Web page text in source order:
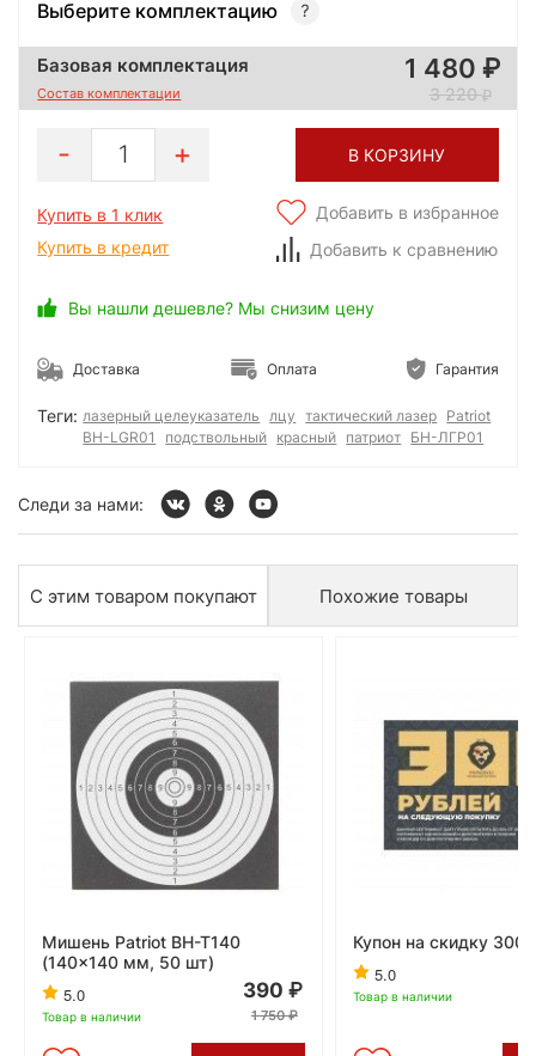
Выберите комплектацию
Базовая комплектация
Состав комплектации
1 480
3 220
1 В КОРЗИНУ
Купить в 1 клик
Купить в кредит
Добавить в избранное
Добавить к сравнению
Вы нашли дешевле? Мы снизим цену
Доставка Оплата Гарантия
Теги: лазерный целеуказатель лцу тактический лазер Patriot
BH-LGR01
подствольный красный патриот БН-ЛГР01
Следи за нами:
С этим товаром покупают Похожие товары
Мишень Patriot BH-T140
(140x140 мм, 50 шт)
5.0
Товар в наличии
390
1 750
Купон на скидку 300
5.0
Товар в наличии